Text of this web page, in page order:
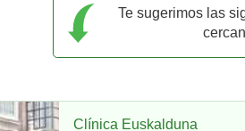
Te sugerimos las
Clínica Euskalduna